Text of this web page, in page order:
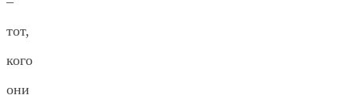
тот,
кого
они